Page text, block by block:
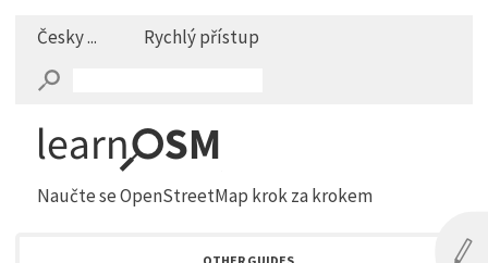
Česky ... Rychlý přístup
Naučte se OpenStreetMap krok za krokem